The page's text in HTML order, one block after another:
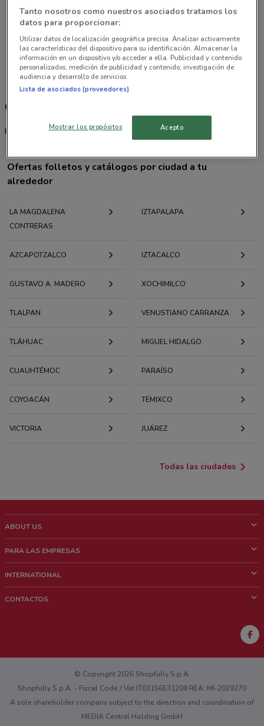
Av. Dr. Jorge Jiménez Cantú s/n Ciudad López
Mateos
22.6 km
Todas las tiendas Giant
Giant
bicicletas
Ofertas folletos y catálogos por ciudad a tu
alrededor
LA MAGDALENA
CONTRERAS
IZTAPALAPA
AZCAPOTZALCO IZTACALCO
GUSTAVO A. MADERO XOCHIMILCO
TLALPAN VENUSTIANO CARRANZA
TLÁHUAC MIGUEL HIDALGO
CUAUHTÉMOC PARAÍSO
COYOACÁN TEMIXCO
VICTORIA JUÁREZ
Todas las ciudades
ABOUT US
¿Quiénes Somos?
Trabaja con nosotros
PARA LAS EMPRESAS
Contacto comercial
INTERNATIONAL
CONTACTOS
¿Encontraste un problema en la web o en la aplicación?
© Copyright 2026 Shopfully S.p.A.
Shopfully S.p.A. - Fiscal Code / Vat IT03156531208 REA: MI-2029270
A sole shareholder company subject to the direction and coordination of
MEDIA Central Holding GmbH
Tanto nosotros como nuestros asociados tratamos los
datos para proporcionar:
Utilizar datos de localización geográfica precisa. Analizar activamente
las características del dispositivo para su identificación. Almacenar la
información en un dispositivo y/o acceder a ella. Publicidad y contenido
personalizados, medición de publicidad y contenido, investigación de
audiencia y desarrollo de servicios.
Lista de asociados (proveedores)
Mostrar los propósitos Acepto